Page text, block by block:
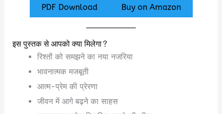
PDF Download Buy on Amazon
इस पुस्तक से आपको क्या मिलेगा?
रिश्तों को समझने का नया नजरिया
भावनात्मक मजबूती
आत्म-प्रेम की प्रेरणा
जीवन में आगे बढ़ने का साहस